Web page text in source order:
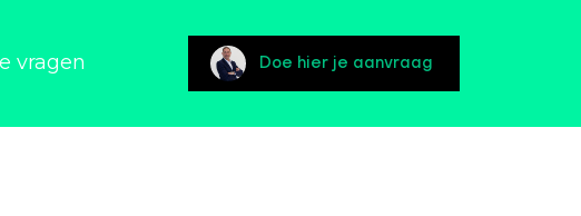
vragen Doe hier je aanvraag